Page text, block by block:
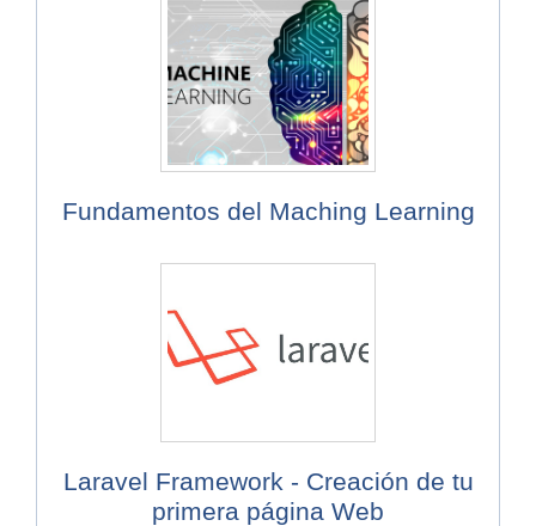
Fundamentos del Maching Learning
Laravel Framework - Creación de tu
primera página Web